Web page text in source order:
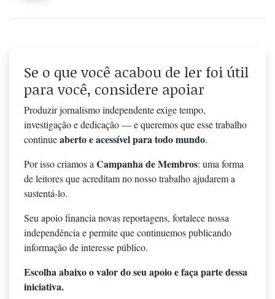
Se o que você acabou de ler foi útil
para você, considere apoiar
Produzir jornalismo independente exige tempo,
investigação e dedicação — e queremos que esse trabalho
continueaberto e acessível para todo mundo.
Por isso criamos a Campanha de Membros: uma forma
de leitores que acreditam no nosso trabalho ajudarem a
sustentá-lo.
Seu apoio financia novas reportagens, fortalece nossa
independência e permite que continuemos publicando
informação de interesse público.
Escolha abaixo o valor do seu apoio e faça parte dessa
iniciativa.